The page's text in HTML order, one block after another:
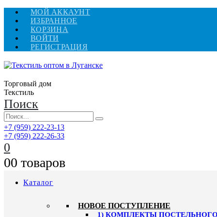
МОЙ АККАУНТ
ИЗБРАННОЕ
КОРЗИНА
ВОЙТИ
РЕГИСТРАЦИЯ
Торговый дом
Текстиль
Поиск
+7 (959) 222-23-13
+7 (959) 222-26-33
0
00 товаров
Каталог
HОВОЕ ПОСТУПЛЕНИЕ
1) КОМПЛЕКТЫ ПОСТЕЛЬНОГО